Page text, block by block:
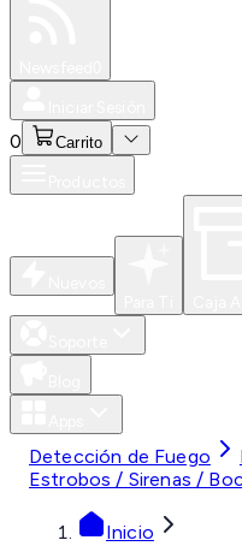
0 Carrito
Detección de Fuego
Estrobos / Sirenas /
Inicio